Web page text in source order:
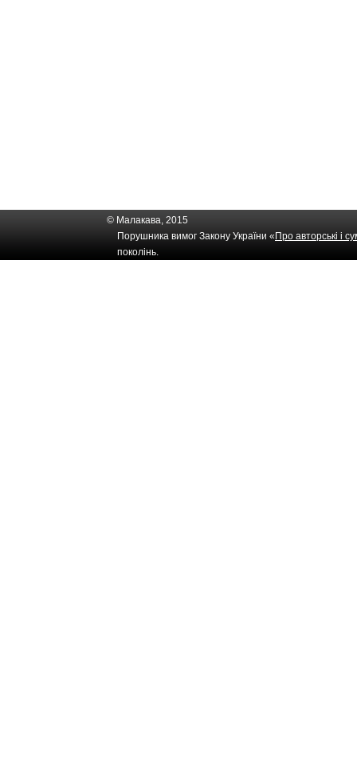
© Малакава, 2015
Порушника вимог Закону України « Про авторські і
поколінь.